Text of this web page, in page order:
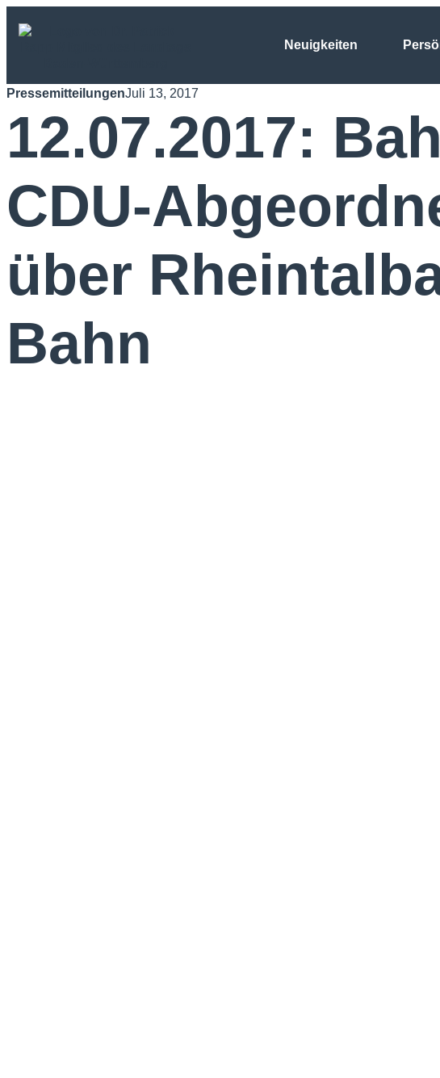
Neuigkeiten
PressemitteilungenJuli 13, 2017
12.07.2017:
CDU-
über
Bahn